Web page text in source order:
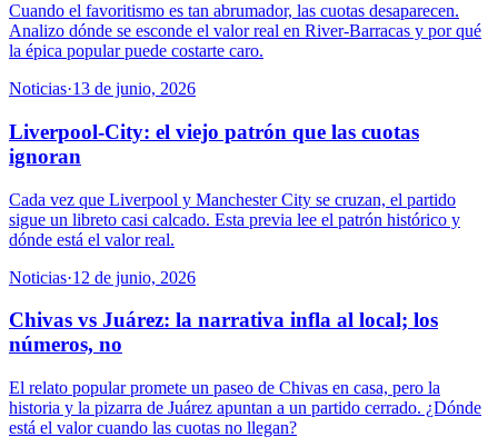
Cuando el favoritismo es tan abrumador, las cuotas desaparecen.
Analizo dónde se esconde el valor real en River-Barracas y por qué
la épica popular puede costarte caro.
Noticias·13 de junio, 2026
Liverpool-City: el viejo patrón que las cuotas
ignoran
Cada vez que Liverpool y Manchester City se cruzan, el partido
sigue un libreto casi calcado. Esta previa lee el patrón histórico y
dónde está el valor real.
Noticias·12 de junio, 2026
Chivas vs Juárez: la narrativa infla al local; los
números, no
El relato popular promete un paseo de Chivas en casa, pero la
historia y la pizarra de Juárez apuntan a un partido cerrado. ¿Dónde
está el valor cuando las cuotas no llegan?